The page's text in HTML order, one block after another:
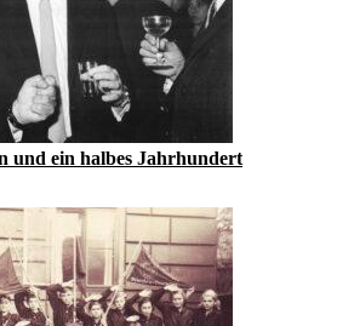
und ein halbes Jahrhundert